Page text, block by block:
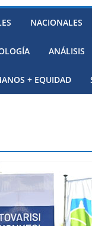
NACIONALES
ANÁLISIS
+ EQUIDAD